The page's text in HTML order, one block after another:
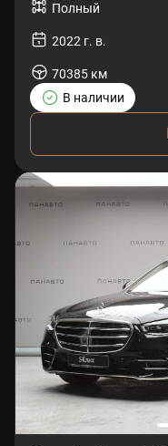
Полный
2022 г. в.
70385 км
В наличии